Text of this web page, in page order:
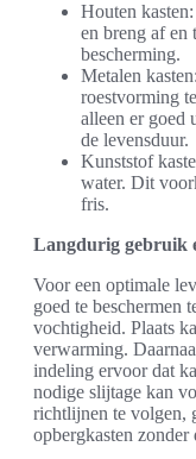
Houten
en breng af en
bescherming.
Metalen
roestvorming
alleen er goed
de levensduur.
Kunststof
water. Dit
fris.
Langdurig gebruik
Voor een optimale
goed te beschermen
vochtigheid. Plaats
verwarming.
indeling ervoor dat
nodige slijtage kan
richtlijnen te volgen,
opbergkasten